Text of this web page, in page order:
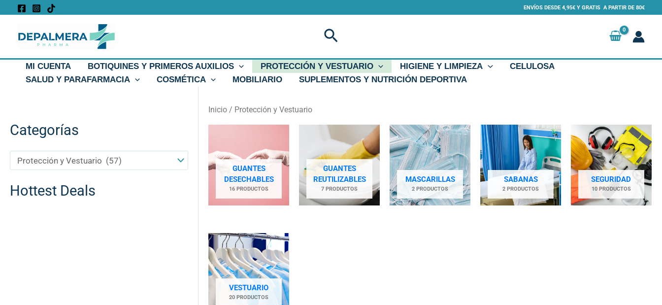
contenido
ENVÍOS DESDE 4,95€ Y GRATIS A PARTIR DE 80€
Buscar
MI CUENTA BOTIQUINES Y PRIMEROS AUXILIOS PROTECCIÓN Y VESTUARIO HIGIENE Y LIMPIEZA
CELULOSA
SALUD Y PARAFARMACIA
COSMÉTICA MOBILIARIO SUPLEMENTOS Y NUTRICIÓN DEPORTIVA
Categorías
Hottest Deals
Inicio / Protección y Vestuario
GUANTES
DESECHABLES
16 PRODUCTOS
GUANTES
REUTILIZABLES
7 PRODUCTOS
MASCARILLAS
2 PRODUCTOS
SABANAS
2 PRODUCTOS
SEGURIDAD
10 PRODUCTOS
VESTUARIO
20 PRODUCTOS